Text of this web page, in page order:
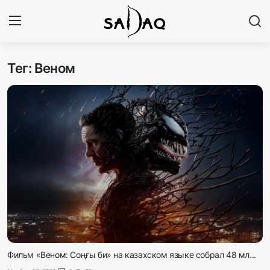
Авторизоваться
Наши контакты
Галерея
Экономика
Тег: Веном
Фильм «Веном: Соңғы би» на казахском языке собрал 48 мл...